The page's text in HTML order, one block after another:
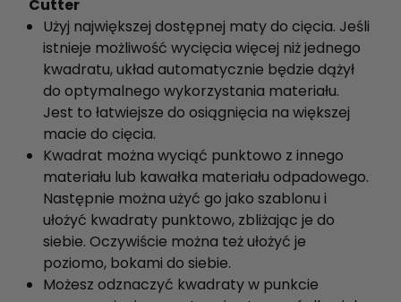
Cutter
Użyj największej dostępnej maty do cięcia. Jeśli
istnieje możliwość wycięcia więcej niż jednego
kwadratu, układ automatycznie będzie dążył
do optymalnego wykorzystania materiału.
Jest to łatwiejsze do osiągnięcia na większej
macie do cięcia.
Kwadrat można wyciąć punktowo z innego
materiału lub kawałka materiału odpadowego.
Następnie można użyć go jako szablonu i
ułożyć kwadraty punktowo, zbliżając je do
siebie. Oczywiście można też ułożyć je
poziomo, bokami do siebie.
Możesz odznaczyć kwadraty w punkcie